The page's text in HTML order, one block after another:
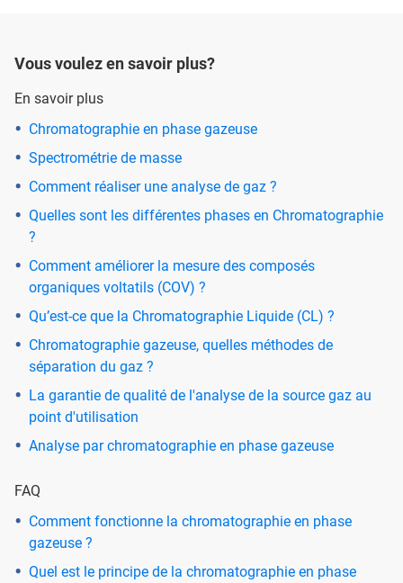
Vous voulez en savoir plus?
En savoir plus
Chromatographie en phase gazeuse
Spectrométrie de masse
Comment réaliser une analyse de gaz ?
Quelles sont les différentes phases en Chromatographie
?
Comment améliorer la mesure des composés
organiques voltatils (COV) ?
Qu’est-ce que la Chromatographie Liquide (CL) ?
Chromatographie gazeuse, quelles méthodes de
séparation du gaz ?
La garantie de qualité de l'analyse de la source gaz au
point d'utilisation
Analyse par chromatographie en phase gazeuse
FAQ
Comment fonctionne la chromatographie en phase
gazeuse ?
Quel est le principe de la chromatographie en phase